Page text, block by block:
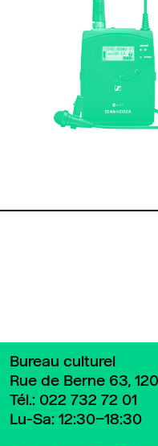
Retour en haut de page
Bureau culturel
Rue de Berne 63,
Tél.: 022 732 72 01
Lu-Sa: 12:30–18:30